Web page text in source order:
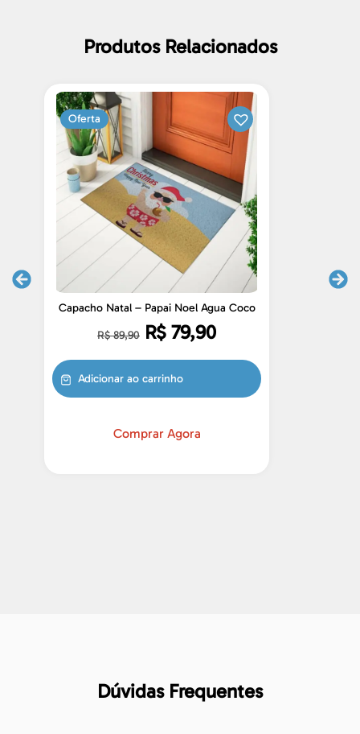
Produtos Relacionados
Oferta
Capacho Natal – Papai Noel Agua Coco
R$89,90 R$ 79,90
Adicionar ao carrinho
Comprar Agora
Dúvidas Frequentes